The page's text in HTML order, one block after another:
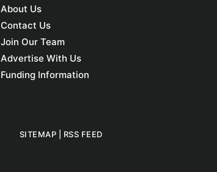
About Us
Contact Us
Join Our Team
Advertise With Us
Funding Information
SITEMAP RSS FEED